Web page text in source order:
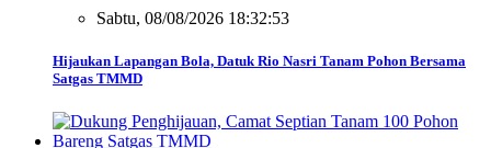
Sabtu, 08/08/2026 18:32:53
Hijaukan Lapangan Bola, Datuk Rio Nasri Tanam Pohon Bersama
Satgas TMMD